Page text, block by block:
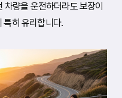
량을 운전하더라도 보장이
특히 유리합니다.